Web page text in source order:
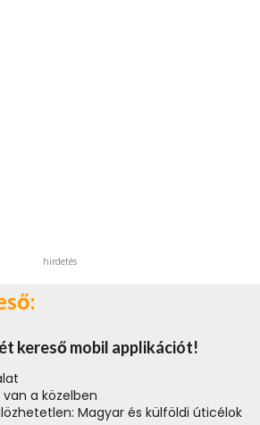
hirdetés
kereső mobil applikációt!
a közelben
Magyar és külföldi úticélok